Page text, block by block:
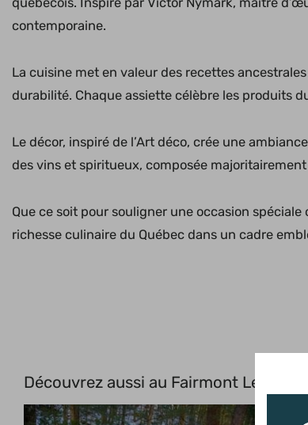
contemporaine.
La cuisine met en valeur des recettes
durabilité. Chaque assiette célèbre les produits
Le décor, inspiré de l’Art déco, crée une
des vins et spiritueux, composée
Que ce soit pour souligner une occasion
richesse culinaire du Québec dans un cadre
Découvrez aussi au Fairmont Le